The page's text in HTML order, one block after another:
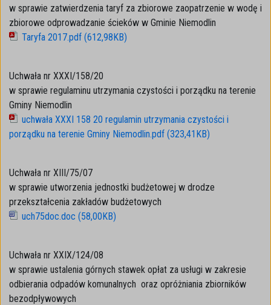
w sprawie zatwierdzenia taryf za zbiorowe zaopatrzenie w wodę i
zbiorowe odprowadzanie ścieków w Gminie Niemodlin
Taryfa 2017.pdf (612,98KB)
Uchwała nr XXXI/158/20
w sprawie regulaminu utrzymania czystości i porządku na terenie
Gminy Niemodlin
uchwała XXXI 158 20 regulamin utrzymania czystości i
porządku na terenie Gminy Niemodlin.pdf (323,41KB)
Uchwała nr XIII/75/07
w sprawie utworzenia jednostki budżetowej w drodze
przekształcenia zakładów budżetowych
uch75doc.doc (58,00KB)
Uchwała nr XXIX/124/08
w sprawie ustalenia górnych stawek opłat za usługi w zakresie
odbierania odpadów komunalnych oraz opróżniania zbiorników
bezodpływowych